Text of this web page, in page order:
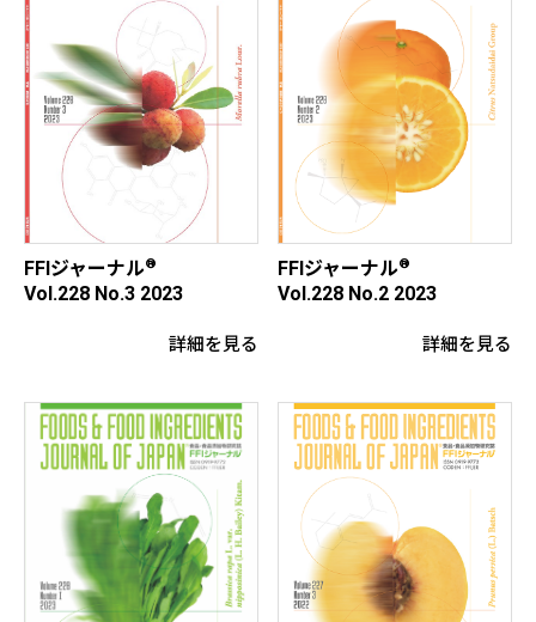
FFIジャーナル®
Vol.228 No.3 2023
詳細を見る
FFIジャーナル®
Vol.228 No.2 2023
詳細を見る